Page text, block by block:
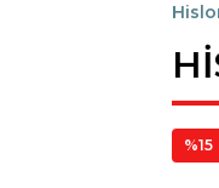
%15